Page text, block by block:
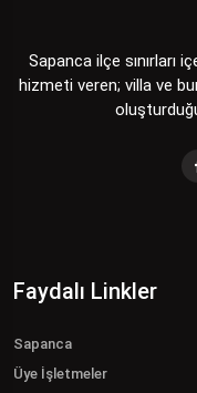
Sapanca ilçe sınırları
hizmeti veren; villa ve
Faydalı Linkler
Sapanca
Üye İşletmeler